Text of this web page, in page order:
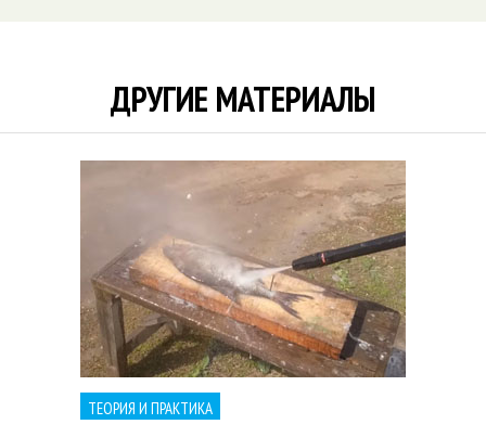
ДРУГИЕ МАТЕРИАЛЫ
ТЕОРИЯ И ПРАКТИКА